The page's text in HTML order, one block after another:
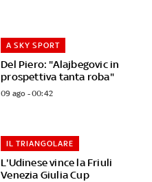
Del Piero: "Alajbegovic in
prospettiva tanta roba"
A SKY SPORT
09 ago - 00:42
L'Udinese vince la Friuli
Venezia Giulia Cup
IL TRIANGOLARE